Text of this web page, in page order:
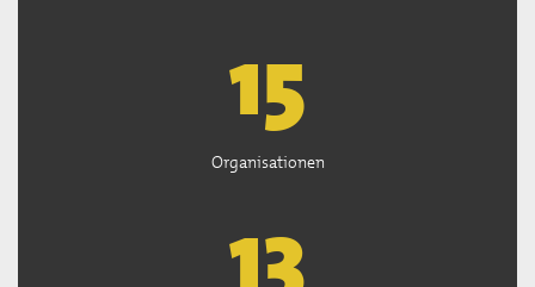
15
Organisationen
13